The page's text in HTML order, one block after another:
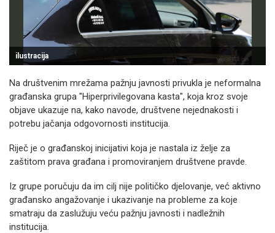
ilustracija
Na društvenim mrežama pažnju javnosti privukla je neformalna
građanska grupa "Hiperprivilegovana kasta", koja kroz svoje
objave ukazuje na, kako navode, društvene nejednakosti i
potrebu jačanja odgovornosti institucija.
Riječ je o građanskoj inicijativi koja je nastala iz želje za
zaštitom prava građana i promoviranjem društvene pravde.
Iz grupe poručuju da im cilj nije političko djelovanje, već aktivno
građansko angažovanje i ukazivanje na probleme za koje
smatraju da zaslužuju veću pažnju javnosti i nadležnih
institucija.